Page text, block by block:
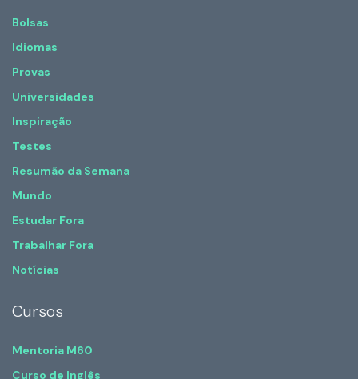
Bolsas
Idiomas
Provas
Universidades
Inspiração
Testes
Resumão da Semana
Mundo
Estudar Fora
Trabalhar Fora
Notícias
Cursos
Mentoria M60
Curso de Inglês